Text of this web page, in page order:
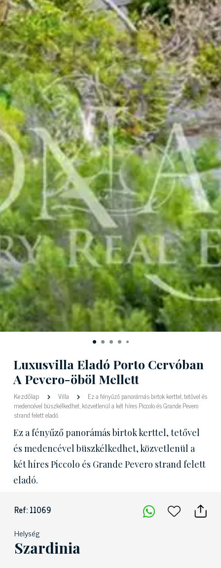
Luxusvilla Eladó Porto Cervóban
A Pevero-öböl Mellett
Kezdőlap Villa
Ez a fényűző panorámás birtok kerttel, tetővel és
medencével büszkélkedhet, közvetlenül a két híres Piccolo és Grande Pevero
strand felett eladó.
Ez a fényűző panorámás birtok kerttel, tetővel
és medencével büszkélkedhet, közvetlenül a
két híres Piccolo és Grande Pevero strand felett
eladó.
Ref: 11069
Helység
Szardinia